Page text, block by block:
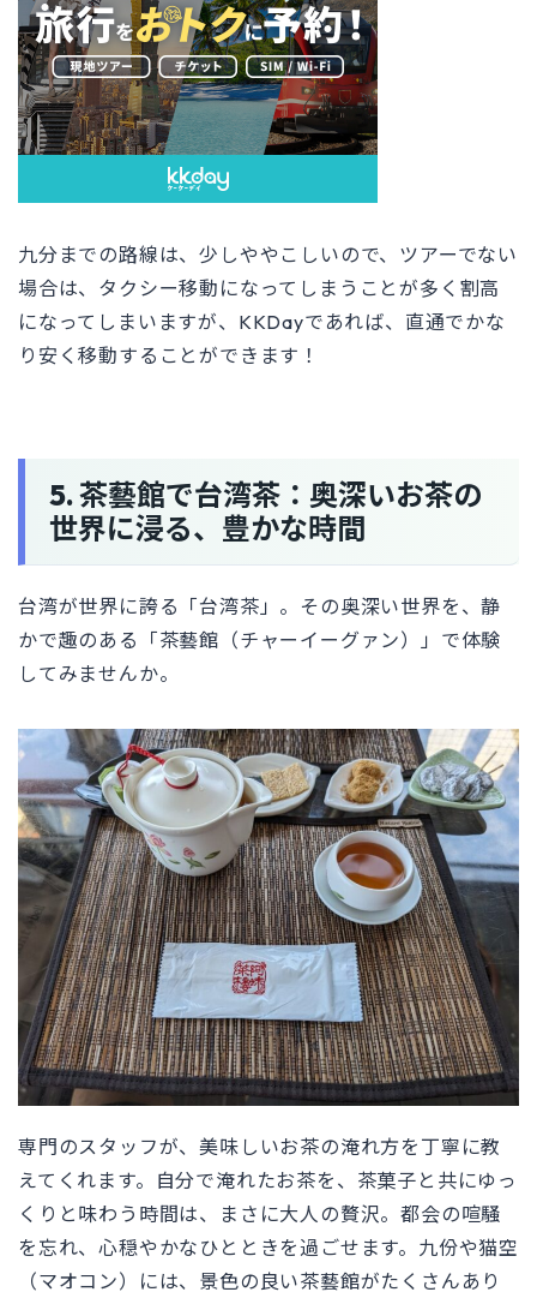
九分までの路線は、少しややこしいので、ツアーでない
場合は、タクシー移動になってしまうことが多く割高
になってしまいますが、KKDayであれば、直通でかな
り安く移動することができます！
5. 茶藝館で台湾茶：奥深いお茶の
世界に浸る、豊かな時間
台湾が世界に誇る「台湾茶」。その奥深い世界を、静
かで趣のある「茶藝館（チャーイーグァン）」で体験
してみませんか。
専門のスタッフが、美味しいお茶の淹れ方を丁寧に教
えてくれます。自分で淹れたお茶を、茶菓子と共にゆっ
くりと味わう時間は、まさに大人の贅沢。都会の喧騒
を忘れ、心穏やかなひとときを過ごせます。九份や猫空
（マオコン）には、景色の良い茶藝館がたくさんあり